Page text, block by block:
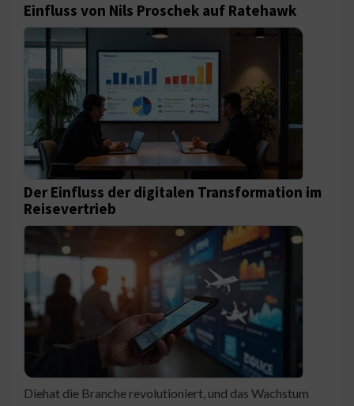
Einfluss von Nils Proschek auf Ratehawk
Der Einfluss der digitalen Transformation im
Reisevertrieb
Diehat die Branche revolutioniert, und das Wachstum